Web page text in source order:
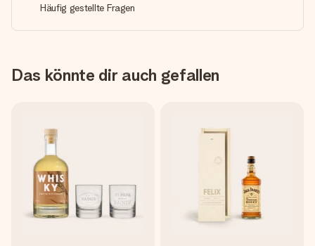
Häufig gestellte Fragen
Das könnte dir auch gefallen